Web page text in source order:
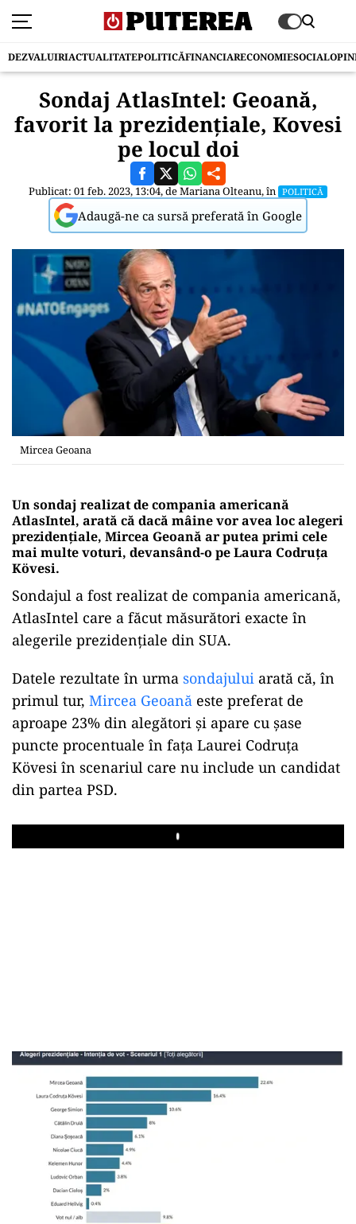
DEZVALUIRIACTUALITATEPOLITICĂFINANCIARECONOMIESOCIAL
Sondaj AtlasIntel: Geoană,
favorit la prezidențiale, Kovesi
pe locul doi
Publicat: 01 feb. 2023, 13:04, deMariana Olteanu, în POLITICĂ
Adaugă-ne ca sursă preferată în Google
Mircea Geoana
Un sondaj realizat de compania americană
AtlasIntel, arată că dacă mâine vor avea loc alegeri
prezidențiale, Mircea Geoană ar putea primi cele
mai multe voturi, devansând-o pe Laura Codruța
Kövesi.
Sondajul a fost realizat de compania americană,
AtlasIntel care a făcut măsurători exacte în
alegerile prezidențiale din SUA.
Datele rezultate în urma sondajului arată că, în
primul tur, Mircea Geoană este preferat de
aproape 23% din alegători și apare cu șase
puncte procentuale în fața Laurei Codruța
Kövesi în scenariul care nu include un candidat
din partea PSD.
Play